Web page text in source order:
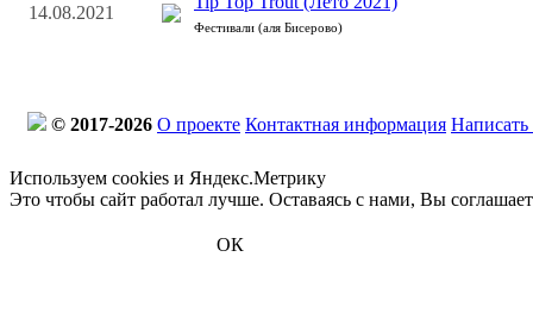
14.08.2021
Фестивали (аля Бисерово)
© 2017-2026 О проекте Контактная информация
Используем cookies и Яндекс.Метрику
Это чтобы сайт работал лучше. Оставаясь с нами, Вы
ОК